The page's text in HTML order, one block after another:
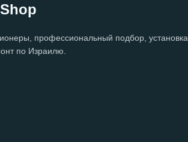
профессиональный подбор, установка,
по Израилю.